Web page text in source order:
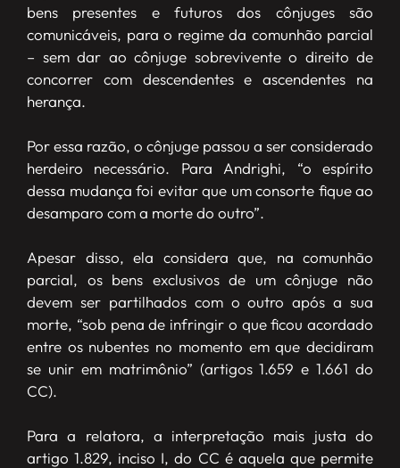
bens presentes e futuros dos cônjuges são
comunicáveis, para o regime da comunhão parcial
– sem dar ao cônjuge sobrevivente o direito de
concorrer com descendentes e ascendentes na
herança.
Por essa razão, o cônjuge passou a ser considerado
herdeiro necessário. Para Andrighi, “o espírito
dessa mudança foi evitar que um consorte fique ao
desamparo com a morte do outro”.
Apesar disso, ela considera que, na comunhão
parcial, os bens exclusivos de um cônjuge não
devem ser partilhados com o outro após a sua
morte, “sob pena de infringir o que ficou acordado
entre os nubentes no momento em que decidiram
se unir em matrimônio” (artigos 1.659 e 1.661 do
CC).
Para a relatora, a interpretação mais justa do
artigo 1.829, inciso I, do CC é aquela que permite